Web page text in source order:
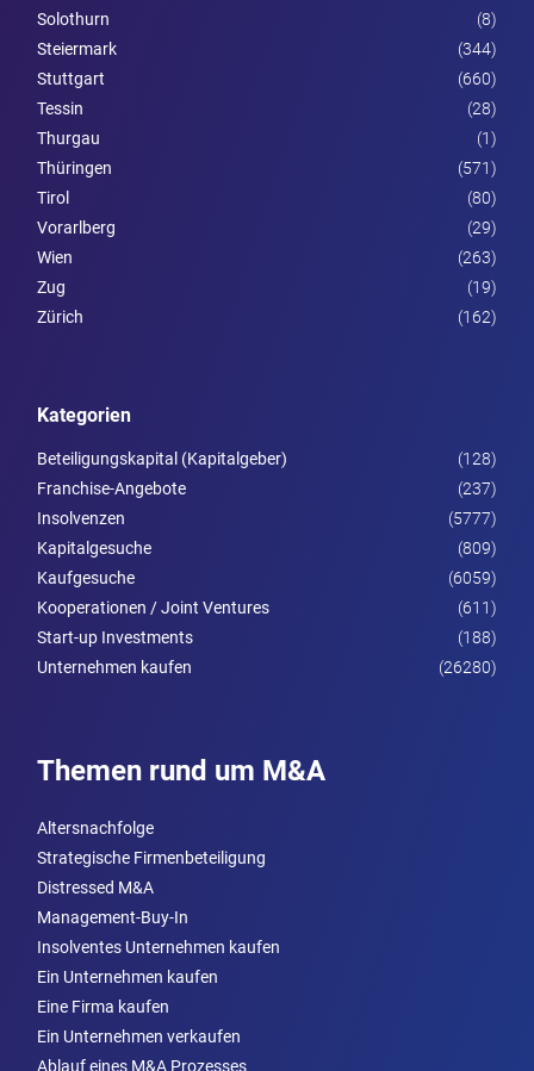
Solothurn
(8)
Steier­mark
(344)
Stuttgart
(660)
Tessin
(28)
Thurgau
(1)
Thüringen
(571)
Tirol
(80)
Vorarl­berg
(29)
Wien
(263)
Zug
(19)
Zürich
(162)
Kategorien
Beteiligungskapital (Kapitalgeber)
(128)
Franchise-Angebote
(237)
Insolvenzen
(5777)
Kapitalgesuche
(809)
Kaufgesuche
(6059)
Kooperationen / Joint Ventures
(611)
Start-up Investments
(188)
Unternehmen kaufen
(26280)
Themen rund um M&A
Altersnachfolge
Strategische Firmenbeteiligung
Distressed M&A
Management-Buy-In
Insolventes Unternehmen kaufen
Ein Unternehmen kaufen
Eine Firma kaufen
Ein Unternehmen verkaufen
Ablauf eines M&A Prozesses